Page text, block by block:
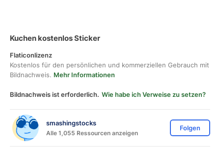
Kuchen kostenlos Sticker
Flaticonlizenz
Kostenlos für den persönlichen und kommerziellen Gebrauch mit
Bildnachweis. Mehr Informationen
Bildnachweis ist erforderlich. Wie habe ich Verweise zu setzen?
smashingstocks
Alle 1,055 Ressourcen anzeigen
Folgen